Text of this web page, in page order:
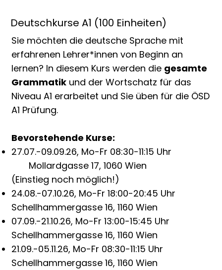
Deutschkurse A1 (100 Einheiten)
Sie möchten die deutsche Sprache mit
erfahrenen Lehrer*innen von Beginn an
lernen? In diesem Kurs werden die gesamte
Grammatik und der Wortschatz für das
Niveau A1 erarbeitet und Sie üben für die ÖSD
A1 Prüfung.
Bevorstehende Kurse:​
​27.07.-09.09.26, Mo-Fr 08:30-11:15 Uhr
Mollardgasse 17, 1060 Wien
(Einstieg noch möglich!)
24.08.-07.10.26, Mo-Fr 18:00-20:45 Uhr
Schellhammergasse 16, 1160 Wien
07.09.-21.10.26, Mo-Fr 13:00-15:45 Uhr
Schellhammergasse 16, 1160 Wien
21.09.-05.11.26, Mo-Fr 08:30-11:15 Uhr
Schellhammergasse 16, 1160 Wien